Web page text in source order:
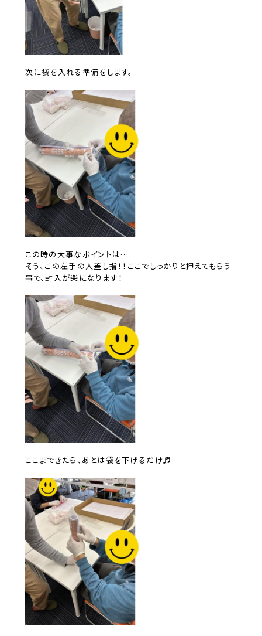
次に袋を入れる準備をします。
この時の大事なポイントは…
そう、この左手の人差し指！！ここでしっかりと押えてもらう
事で、封入が楽になります！
ここまできたら、あとは袋を下げるだけ♬